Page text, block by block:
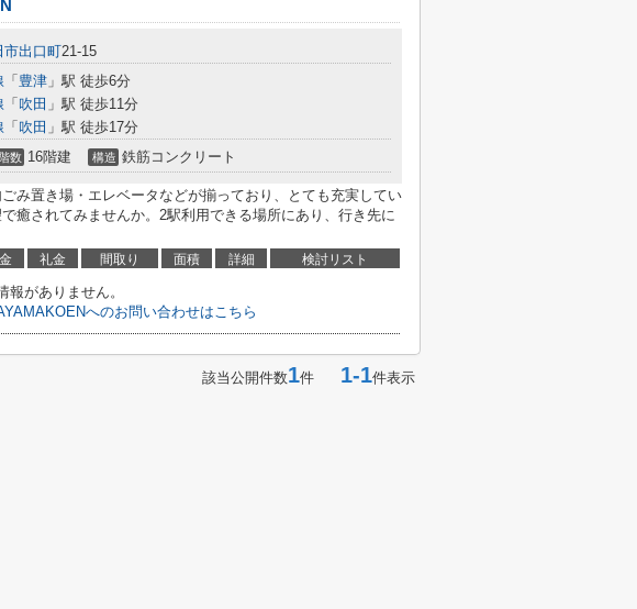
市出口町21-15
「 豊津 」駅 徒歩6分
「 吹田 」駅 徒歩11分
「 吹田 」駅 徒歩17分
数 16階建 構造 鉄筋コンクリート
み置き場・エレベータなどが揃っており、とても充実してい
癒されてみませんか。2駅利用できる場所にあり、行き先に
礼金 間取り 面積 詳細 検討リスト
報がありません。
へのお問い合わせはこちら
該当公開件数1件 1-1件表示